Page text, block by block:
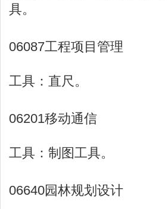
具。
06087工程项目管理
工具：直尺。
06201移动通信
工具：制图工具。
06640园林规划设计